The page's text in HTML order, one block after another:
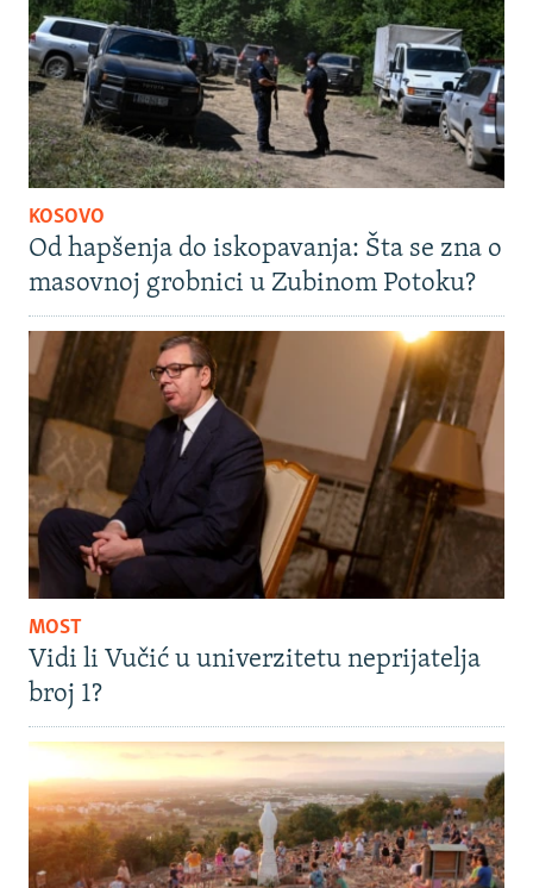
KOSOVO
Od hapšenja do iskopavanja: Šta se zna o
masovnoj grobnici u Zubinom Potoku?
MOST
Vidi li Vučić u univerzitetu neprijatelja
broj 1?